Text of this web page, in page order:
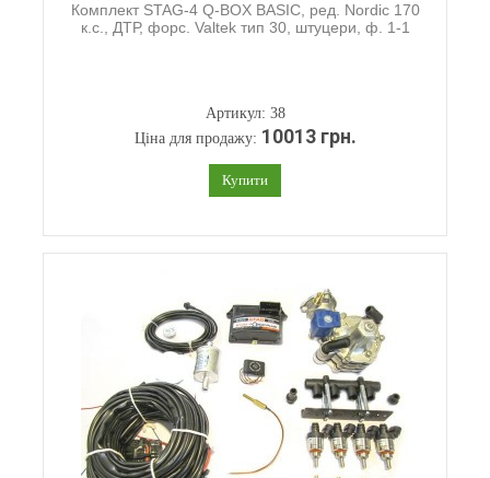
Комплект STAG-4 Q-BOX BASIC, ред. Nordic 170
к.с., ДТР, форс. Valtek тип 30, штуцери, ф. 1-1
Артикул: 38
Ціна для продажу: 10013 грн.
Купити